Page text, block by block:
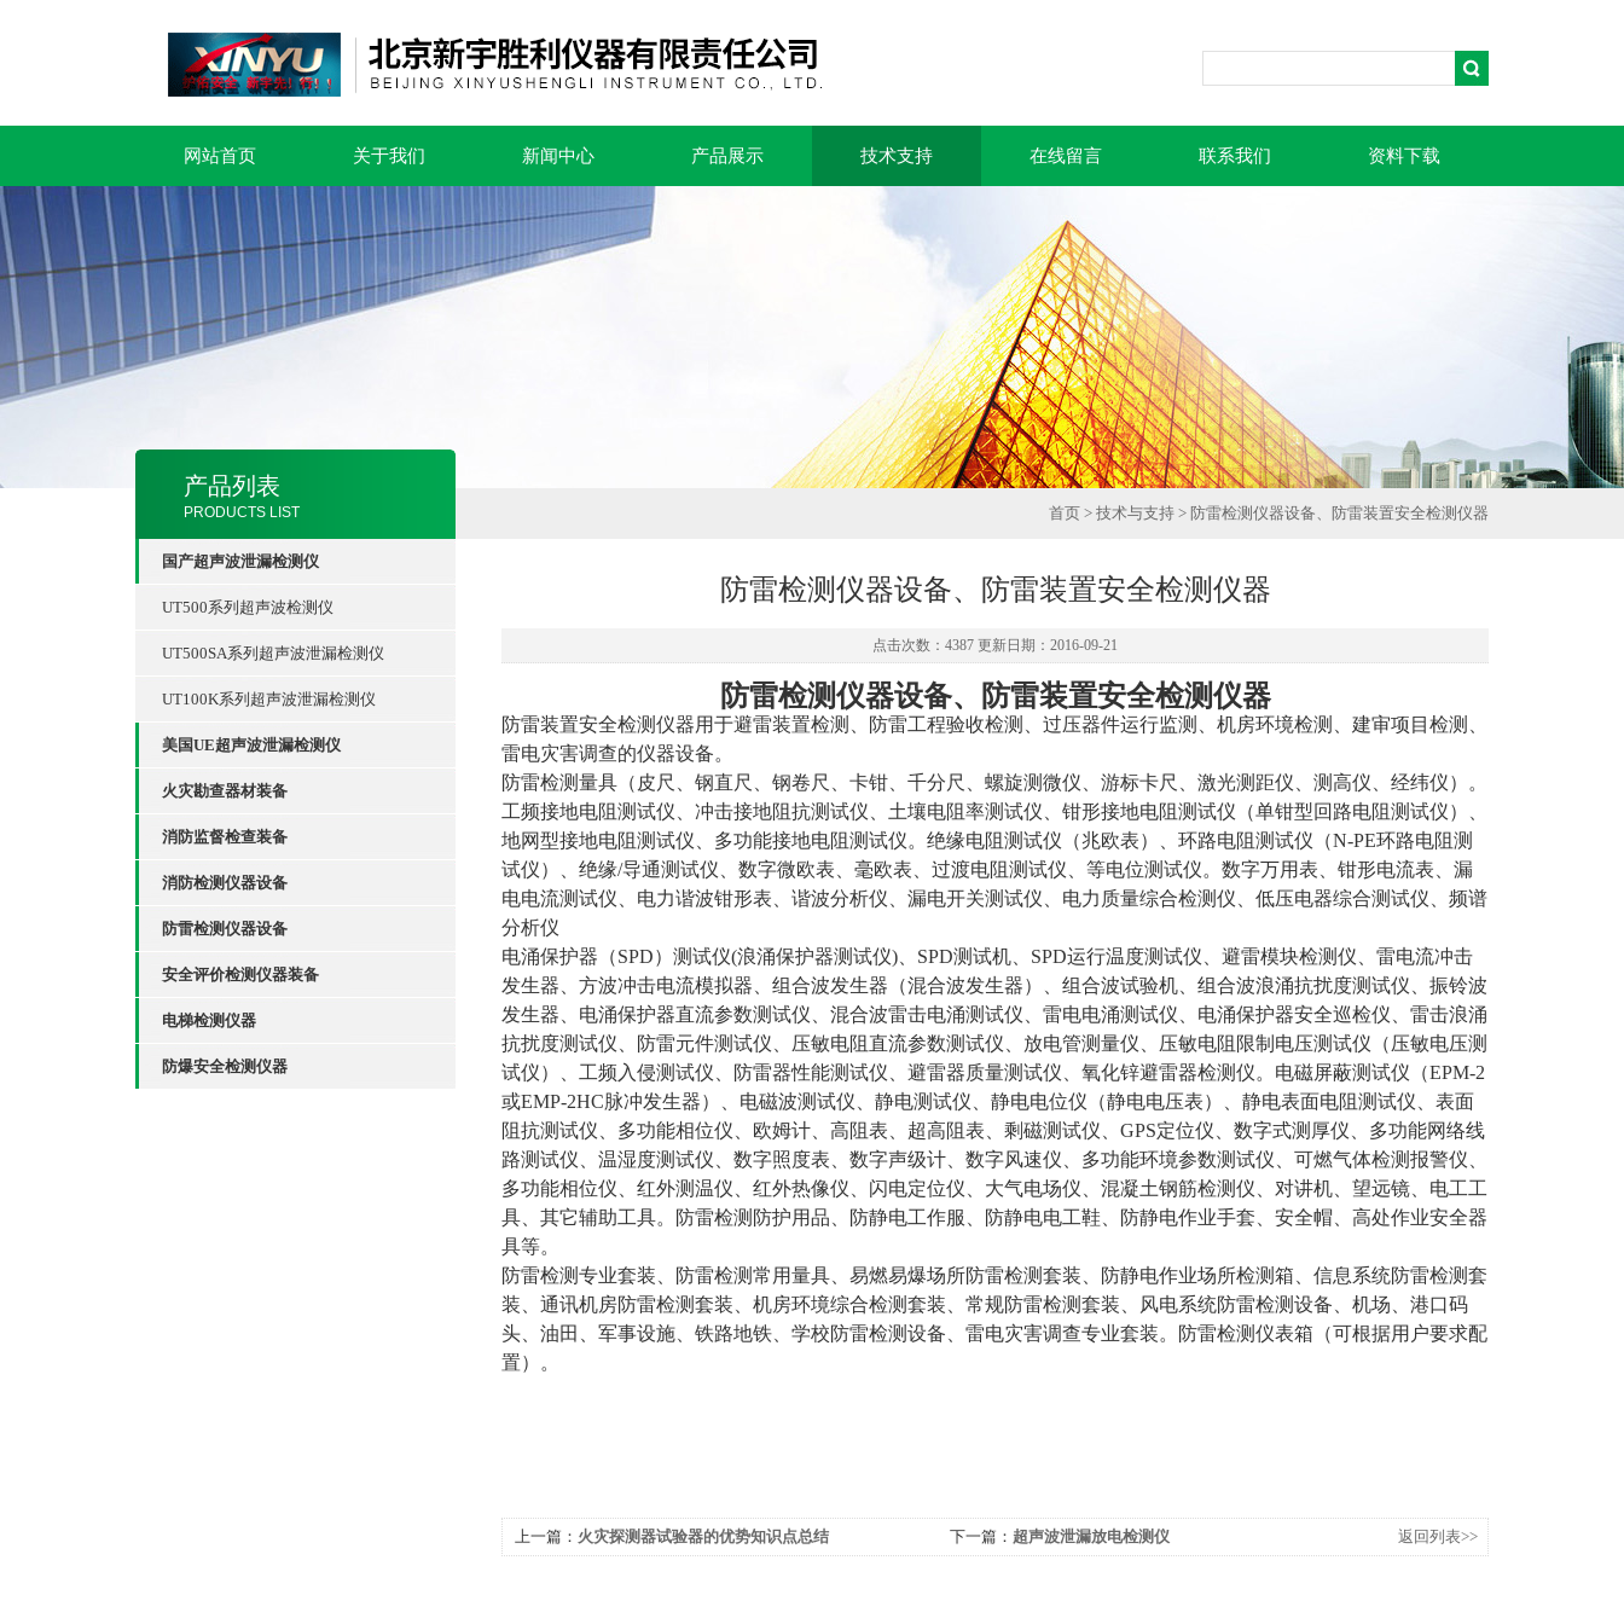
网站首页 关于我们 新闻中心 产品展示 技术支持 在线留言 联系我们 资料下载
产品列表
PRODUCTS LIST
国产超声波泄漏检测仪
UT500系列超声波检测仪
UT500SA系列超声波泄漏检测仪
UT100K系列超声波泄漏检测仪
美国UE超声波泄漏检测仪
火灾勘查器材装备
消防监督检查装备
消防检测仪器设备
防雷检测仪器设备
安全评价检测仪器装备
电梯检测仪器
防爆安全检测仪器
首页 > 技术与支持 > 防雷检测仪器设备、防雷装置安全检测仪器
防雷检测仪器设备、防雷装置安全检测仪器
点击次数：4387 更新日期：2016-09-21
防雷检测仪器设备、 防雷装置安全检测仪器
防雷装置安全检测仪器用于避雷装置检测、防雷工程验收检测、过压器件运行监测、机房环境检测、建审项目检测、
雷电灾害调查的仪器设备。
防雷检测量具（皮尺、 钢直尺 钢卷尺 卡钳 、千分尺、 螺旋测微仪 游标卡尺 激光测距仪 测高仪 经纬仪）。
工频接地电阻测试仪
冲击接地阻抗测试仪 土壤电阻率测试仪 钳形接地电阻测试仪 （单钳型回路电阻测试仪）、
地网型接地电阻测试仪 、多功能接地电阻测试仪。 绝缘电阻测试仪 （兆欧表）、 环路电阻测试仪 （N-PE环路电阻测
试仪）、绝缘/导通测试仪、 数字微欧表 毫欧表 、过渡电阻测试仪、等电位测试仪。 数字万用表 、钳形电流表、漏
电电流测试仪、 电力谐波钳形表 谐波分析仪 、漏电开关测试仪、 电力质量综合检测仪 低压电器综合测试仪 、频谱
分析仪
电涌保护器（SPD）测试仪(浪涌保护器测试仪)、SPD测试机、SPD运行温度测试仪、避雷模块检测仪、 雷电流冲击
发生器 、方波冲击电流模拟器、 组合波发生器 （混合波发生器）、组合波试验机、 组合波浪涌抗扰度测试仪、振铃波
发生器、 电涌保护器直流参数测试仪、混合波雷击电涌测试仪 雷电电涌测试仪、电涌保护器安全巡检仪 、雷击浪涌
抗扰度测试仪、防雷元件测试仪、压敏电阻直流参数测试仪、 放电管测量仪、压敏电阻限制电压测试仪 （压敏电压测
试仪）、工频入侵测试仪、防雷器性能测试仪、避雷器质量测试仪、氧化锌避雷器检测仪。 电磁屏蔽测试仪（EPM-2
或EMP-2HC脉冲发生器）
电磁波测试仪 静电测试仪 静电电位仪 （静电电压表）、 静电表面电阻测试仪 、表面
阻抗测试仪、多功能相位仪、 欧姆计 高阻表 超高阻表 、剩磁测试仪、GPS定位仪 数字式测厚仪 、多功能网络线
路测试仪、 温湿度测试仪 数字照度表 数字声级计 、数字风速仪、多功能环境参数测试仪、可燃气体检测报警仪、
多功能相位仪 、红外测温仪、红外热像仪、 闪电定位仪、大气电场仪、混凝土钢筋检测仪 对讲机 望远镜
电工工
具
其它辅助工具。防雷检测防护用品、防静电工作服、防静电电工鞋、防静电作业手套、安全帽、高处作业安全器
具等。
防雷检测专业套装、防雷检测常用量具、易燃易爆场所防雷检测套装、防静电作业场所检测箱、 信息系统防雷检测套
装、通讯机房防雷检测套装 、机房环境综合检测套装、 常规防雷检测套装 、风电系统防雷检测设备、机场、港口码
头、油田、军事设施、铁路地铁、学校防雷检测设备、 雷电灾害调查专业套装。 防雷检测仪表箱 （可根据用户要求配
置）。
上一篇： 火灾探测器试验器的优势知识点总结 下一篇： 超声波泄漏放电检测仪 返回列表>>